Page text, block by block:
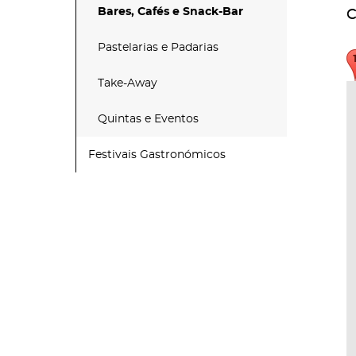
Bares, Cafés e Snack-Bar
Pastelarias e Padarias
Take-Away
Quintas e Eventos
Festivais Gastronómicos